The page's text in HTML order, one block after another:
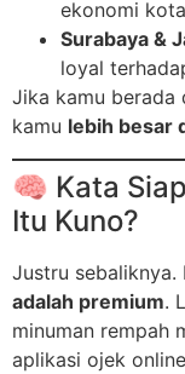
ekonomi
Surabaya &
loyal
Jika kamu berada
kamu lebih besar
🧠 Kata
Itu Kuno?
Justru sebaliknya.
adalah premium.
minuman rempah
aplikasi ojek